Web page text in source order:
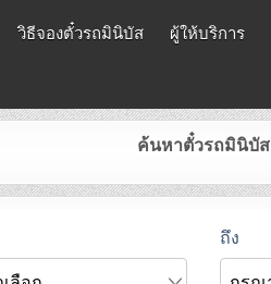
วิธีจองตั๋วรถมินิบัส ผู้ให้บริการ
ค้นหาตั๋วรถมินิบัส